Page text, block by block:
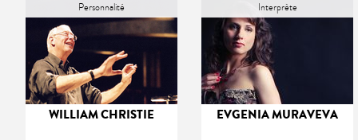
Personnalité
WILLIAM CHRISTIE
Interprète
EVGENIA MURAVEVA